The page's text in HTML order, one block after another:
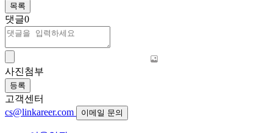
목록
댓글0
사진첨부
등록
고객센터
cs@linkareer.com
이메일 문의